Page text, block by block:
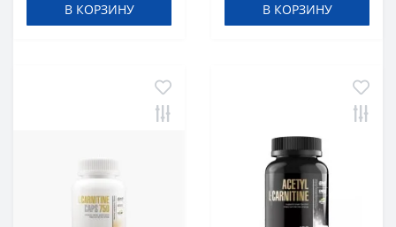
В КОРЗИНУ В КОРЗИНУ